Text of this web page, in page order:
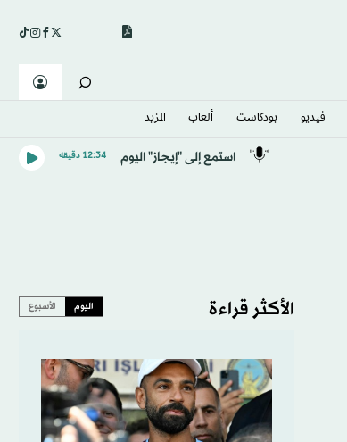
فيديو بودكاست ألعاب المزيد
استمع إلى "إيجاز" اليوم 12:34 دقيقه
الأكثر قراءة اليوم الأسبوع